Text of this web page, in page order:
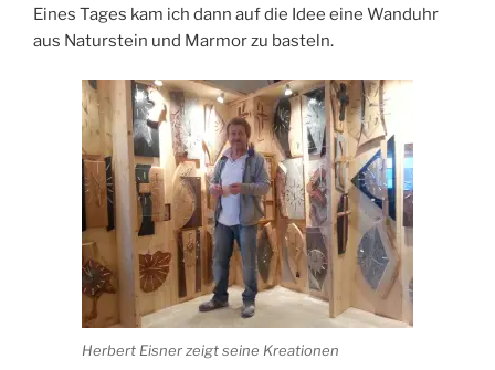
Eines Tages kam ich dann auf die Idee eine Wanduhr
aus Naturstein und Marmor zu basteln.
Herbert Eisner zeigt seine Kreationen